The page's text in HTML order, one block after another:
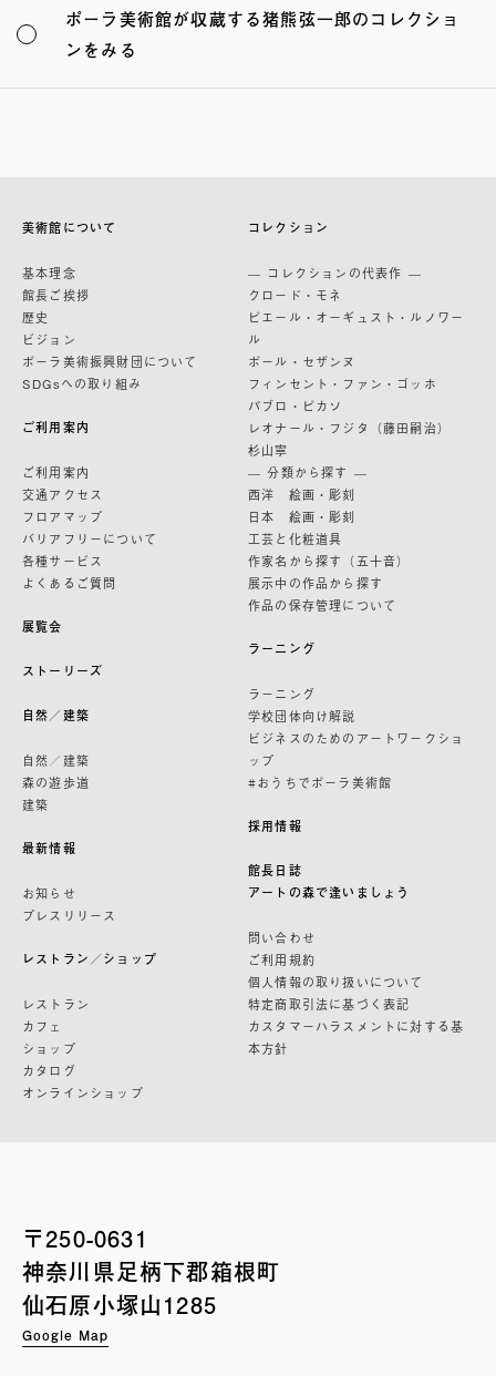
ポーラ美術館が収蔵する猪熊弦一郎のコレクショ
ンをみる
美術館について
基本理念
館長ご挨拶
歴史
ビジョン
ポーラ美術振興財団について
SDGsへの取り組み
ご利用案内
ご利用案内
交通アクセス
フロアマップ
バリアフリーについて
各種サービス
よくあるご質問
展覧会
ストーリーズ
自然／建築
自然／建築
森の遊歩道
建築
最新情報
お知らせ
プレスリリース
レストラン／ショップ
レストラン
カフェ
ショップ
カタログ
オンラインショップ
コレクション
— コレクションの代表作 —
クロード・モネ
ピエール・オーギュスト・ルノワー
ル
ポール・セザンヌ
フィンセント・ファン・ゴッホ
パブロ・ピカソ
レオナール・フジタ（藤田嗣治）
杉山寧
— 分類から探す —
西洋 絵画・彫刻
日本 絵画・彫刻
工芸と化粧道具
作家名から探す（五十音）
展示中の作品から探す
作品の保存管理について
ラーニング
ラーニング
学校団体向け解説
ビジネスのためのアートワークショ
ップ
#おうちでポーラ美術館
採用情報
館長日誌
アートの森で逢いましょう
問い合わせ
ご利用規約
個人情報の取り扱いについて
特定商取引法に基づく表記
カスタマーハラスメントに対する基
本方針
〒250-0631
神奈川県足柄下郡箱根町
仙石原小塚山1285
Google Map